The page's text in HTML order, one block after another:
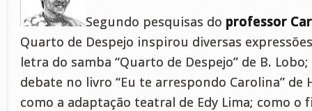
Segundo pesquisas do professor
Quarto de Despejo inspirou diversas
letra do samba “Quarto de Despejo” de B.
debate no livro “Eu te arrespondo Carolina” de
como a adaptação teatral de Edy Lima; como o